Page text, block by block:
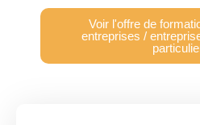
Voir l'offre de
entreprises /